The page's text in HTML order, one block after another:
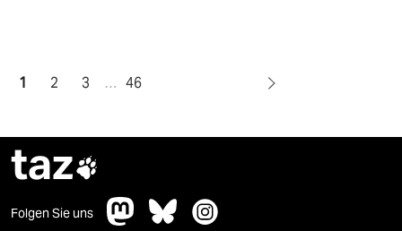
1 2 3 … 46
taz
Folgen Sie uns